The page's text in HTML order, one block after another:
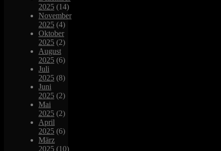
2025 (14)
November
2025 (4)
Oktober
2025 (2)
August
2025 (6)
Juli
2025 (8)
Juni
2025 (2)
Mai
2025 (2)
April
2025 (6)
März
2025 (10)